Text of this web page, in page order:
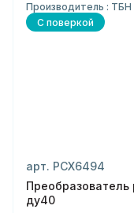
Производитель : ТБН
С поверкой
арт. РСХ6494
Преобразователь
ду40